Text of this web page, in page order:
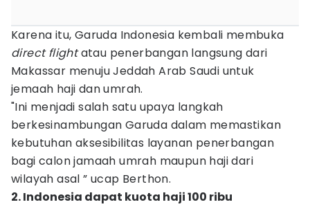
Karena itu, Garuda Indonesia kembali membuka
direct flightatau penerbangan langsung dari
Makassar menuju Jeddah Arab Saudi untuk
jemaah haji dan umrah.
"Ini menjadi salah satu upaya langkah
berkesinambungan Garuda dalam memastikan
kebutuhan aksesibilitas layanan penerbangan
bagi calon jamaah umrah maupun haji dari
wilayah asal ” ucap Berthon.
2. Indonesia dapat kuota haji 100 ribu